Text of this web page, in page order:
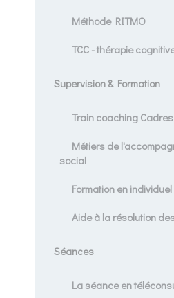
Méthode RITMO
TCC - thérapie
Supervision & Formation
Train coaching
Métiers de
social
Formation en
Aide à la résolution
Séances
La séance en